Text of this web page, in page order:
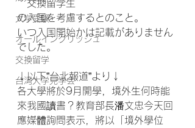
大学受験
オールイングリッシュ
交換留学
台湾大学見学会
交換留学生
の入国を考慮するとのこと。
いつ入国開始かは記載がありません
でした。
↓以下”台北報道”より↓
各大學將於9月開學，境外生何時能
來我國讀書？教育部長潘文忠今天回
應媒體詢問表示，將以「境外學位